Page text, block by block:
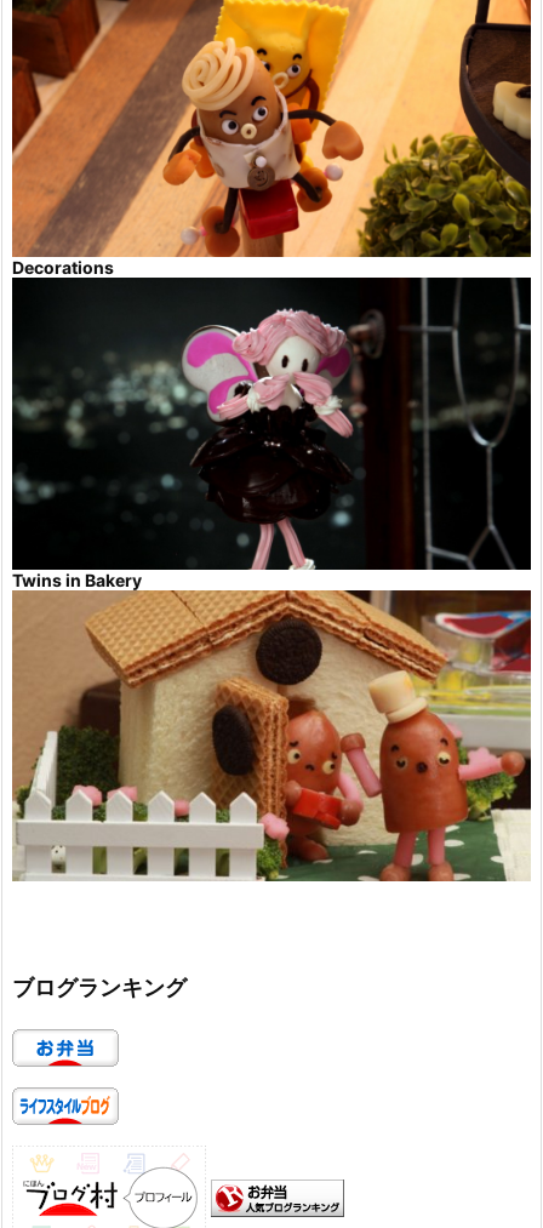
Decorations
Twins in Bakery
ブログランキング